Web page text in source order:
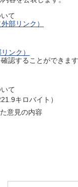
て
外部リンク）
リンク）
認することができます
いて
キロバイト）
意見の内容